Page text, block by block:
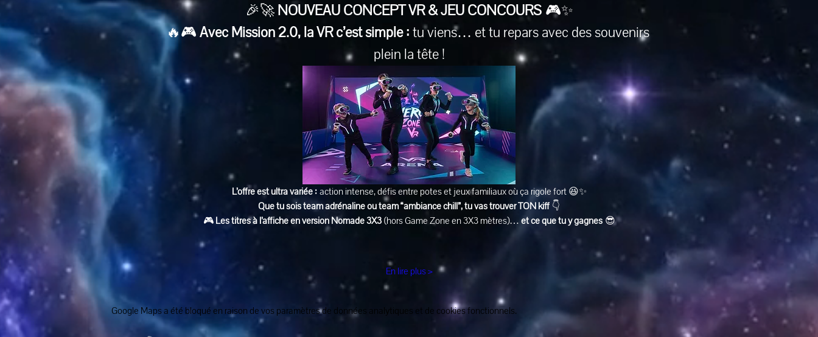
🎉🚀 NOUVEAU CONCEPT VR & JEU CONCOURS 🎮✨
🔥🎮 Avec Mission 2.0, la VR c’est simple : tu viens… et tu repars avec des souvenirs
plein la tête !
L’offre est ultra variée : action intense, défis entre potes et jeux familiaux où ça rigole fort 😆✨
Que tu sois team adrénaline ou team “ambiance chill”, tu vas trouver TON kiff 👇
🎮 Les titres à l’affiche en version Nomade 3X3 (hors Game Zone en 3X3 mètres)… et ce que tu y gagnes 😎
En lire plus >
Google Maps a été bloqué en raison de vos paramètres de données analytiques et de cookies fonctionnels.